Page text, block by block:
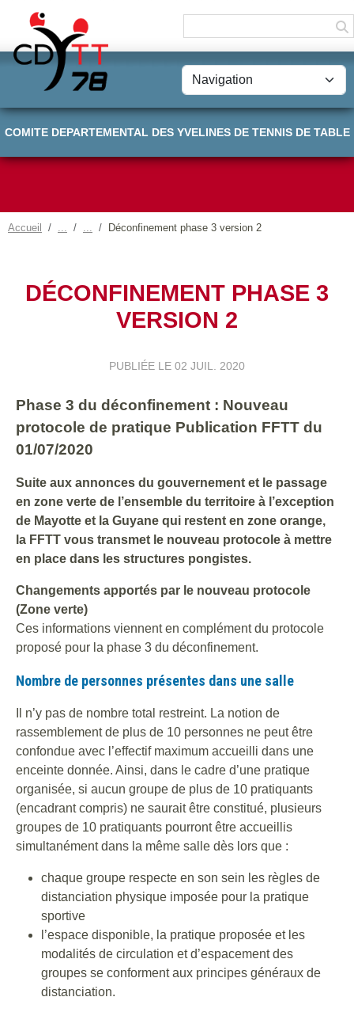
COMITE DEPARTEMENTAL DES YVELINES DE TENNIS DE TABLE
Accueil Déconfinement phase 3 version 2
DÉCONFINEMENT PHASE 3
VERSION 2
PUBLIÉE LE 02 JUIL. 2020
Phase 3 du déconfinement : Nouveau
protocole de pratique Publication FFTT du
01/07/2020
Suite aux annonces du gouvernement et le passage
en zone verte de l’ensemble du territoire à l’exception
de Mayotte et la Guyane qui restent en zone orange,
la FFTT vous transmet le nouveau protocole à mettre
en place dans les structures pongistes.
Changements apportés par le nouveau protocole
(Zone verte)
Ces informations viennent en complément du protocole
proposé pour la phase 3 du déconfinement.
Nombre de personnes présentes dans une salle
Il n’y pas de nombre total restreint. La notion de
rassemblement de plus de 10 personnes ne peut être
confondue avec l’effectif maximum accueilli dans une
enceinte donnée. Ainsi, dans le cadre d’une pratique
organisée, si aucun groupe de plus de 10 pratiquants
(encadrant compris) ne saurait être constitué, plusieurs
groupes de 10 pratiquants pourront être accueillis
simultanément dans la même salle dès lors que :
chaque groupe respecte en son sein les règles de
distanciation physique imposée pour la pratique
sportive
l’espace disponible, la pratique proposée et les
modalités de circulation et d’espacement des
groupes se conforment aux principes généraux de
distanciation.
Panneau de gestion des cookies